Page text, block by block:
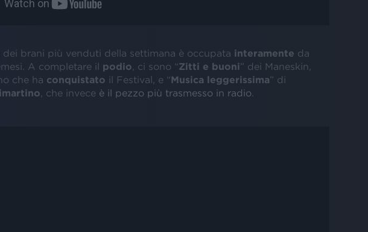
dei brani più venduti della settimana è occupata interamente da
A completare il podio , ci sono “Zitti e buoni” dei Maneskin,
che ha conquistato il Festival, e “Musica leggerissima” di
, che invece è il pezzo più trasmesso in radio.